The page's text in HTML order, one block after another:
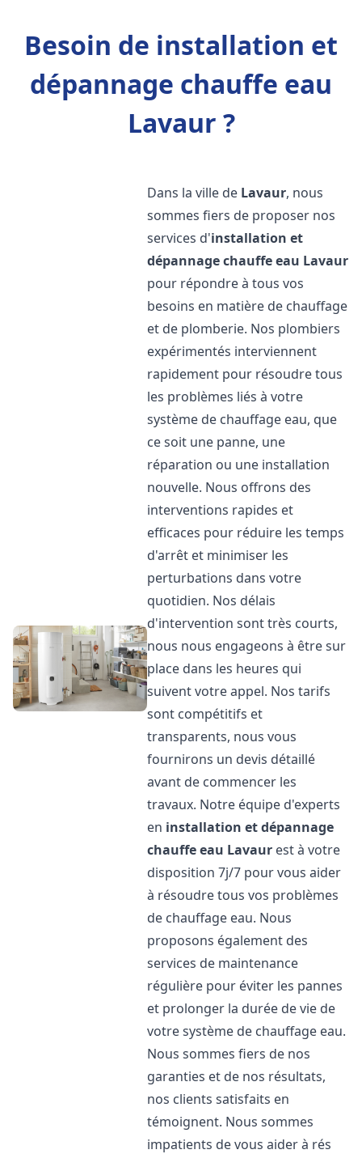
Besoin de installation et
dépannage chauffe eau
Lavaur ?
Dans la ville de Lavaur, nous
sommes fiers de proposer nos
services d'installation et
dépannage chauffe eau Lavaur
pour répondre à tous vos
besoins en matière de chauffage
et de plomberie. Nos plombiers
expérimentés interviennent
rapidement pour résoudre tous
les problèmes liés à votre
système de chauffage eau, que
ce soit une panne, une
réparation ou une installation
nouvelle. Nous offrons des
interventions rapides et
efficaces pour réduire les temps
d'arrêt et minimiser les
perturbations dans votre
quotidien. Nos délais
d'intervention sont très courts,
nous nous engageons à être sur
place dans les heures qui
suivent votre appel. Nos tarifs
sont compétitifs et
transparents, nous vous
fournirons un devis détaillé
avant de commencer les
travaux. Notre équipe d'experts
en installation et dépannage
chauffe eau Lavaur est à votre
disposition 7j/7 pour vous aider
à résoudre tous vos problèmes
de chauffage eau. Nous
proposons également des
services de maintenance
régulière pour éviter les pannes
et prolonger la durée de vie de
votre système de chauffage eau.
Nous sommes fiers de nos
garanties et de nos résultats,
nos clients satisfaits en
témoignent. Nous sommes
impatients de vous aider à rés